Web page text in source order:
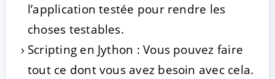
l’application testée pour rendre les
choses testables.
Scripting en Jython : Vous pouvez faire
tout ce dont vous avez besoin avec cela.